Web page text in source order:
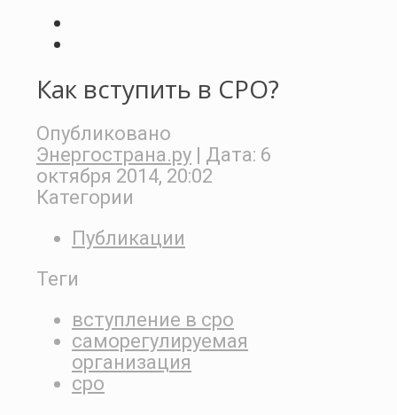
Как вступить в СРО?
Опубликовано
Энергострана.ру | Дата: 6
октября 2014, 20:02
Категории
Публикации
Теги
вступление в сро
саморегулируемая
организация
сро